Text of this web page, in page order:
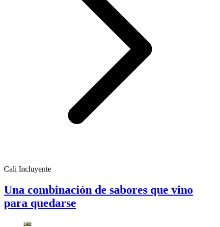
Cali Incluyente
Una combinación de sabores que vino
para quedarse